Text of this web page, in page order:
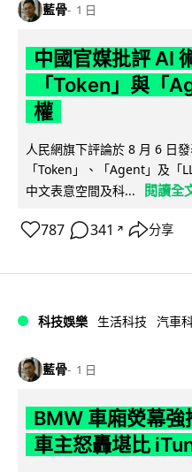
藍骨 1 日
中國官媒批評 AI
「Token」與「
權
人民網旗下評論於 8 月 6 日
「Token」、「Agent」及「
中文表意空間及科...
閱讀全
787 341 ↗ 分享
科技娛樂 生活科技 汽車
藍骨 1 日
BMW 車廂熒幕
車主怒轟堪比